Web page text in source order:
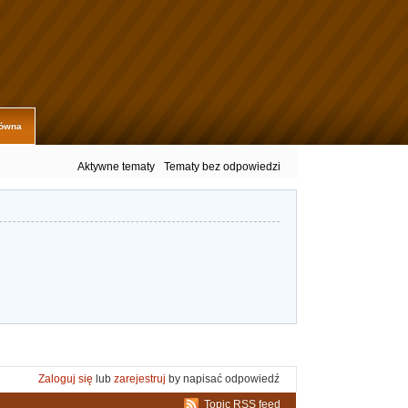
Aktywne tematy Tematy bez odpowiedzi
Zaloguj się lub zarejestruj by napisać odpowiedź
Topic RSS feed